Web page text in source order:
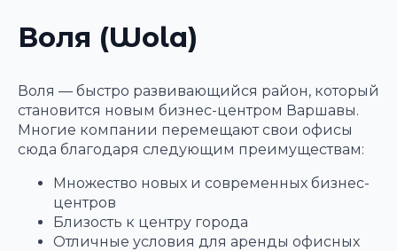
Воля (Wola)
Воля — быстро развивающийся район, который
становится новым бизнес-центром Варшавы.
Многие компании перемещают свои офисы
сюда благодаря следующим преимуществам:
Множество новых и современных бизнес-
центров
Близость к центру города
Отличные условия для аренды офисных